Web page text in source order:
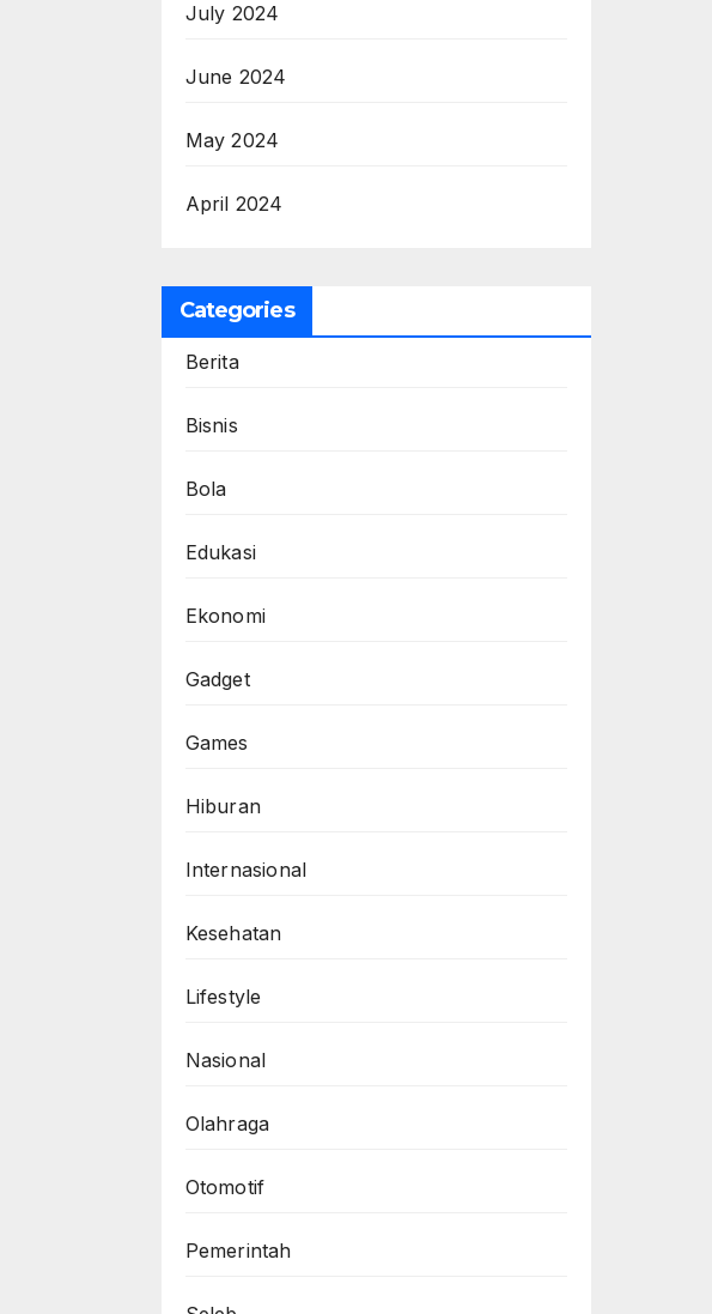
July 2024
June 2024
May 2024
April 2024
Categories
Berita
Bisnis
Bola
Edukasi
Ekonomi
Gadget
Games
Hiburan
Internasional
Kesehatan
Lifestyle
Nasional
Olahraga
Otomotif
Pemerintah